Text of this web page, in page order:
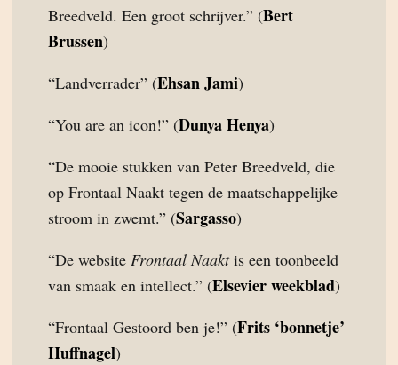
Breedveld. Een groot schrijver.” (Bert
Brussen)
“Landverrader” (Ehsan Jami)
“You are an icon!” (Dunya Henya)
“De mooie stukken van Peter Breedveld, die
op Frontaal Naakt tegen de maatschappelijke
stroom in zwemt.” (Sargasso)
“De website Frontaal Naaktis een toonbeeld
van smaak en intellect.” (Elsevier weekblad)
“Frontaal Gestoord ben je!” (Frits ‘bonnetje’
Huffnagel)